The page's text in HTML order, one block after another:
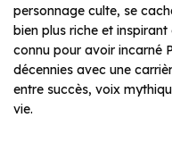
personnage culte, se
bien plus riche et inspirant
connu pour avoir incarné
décennies avec une
entre succès, voix
vie.